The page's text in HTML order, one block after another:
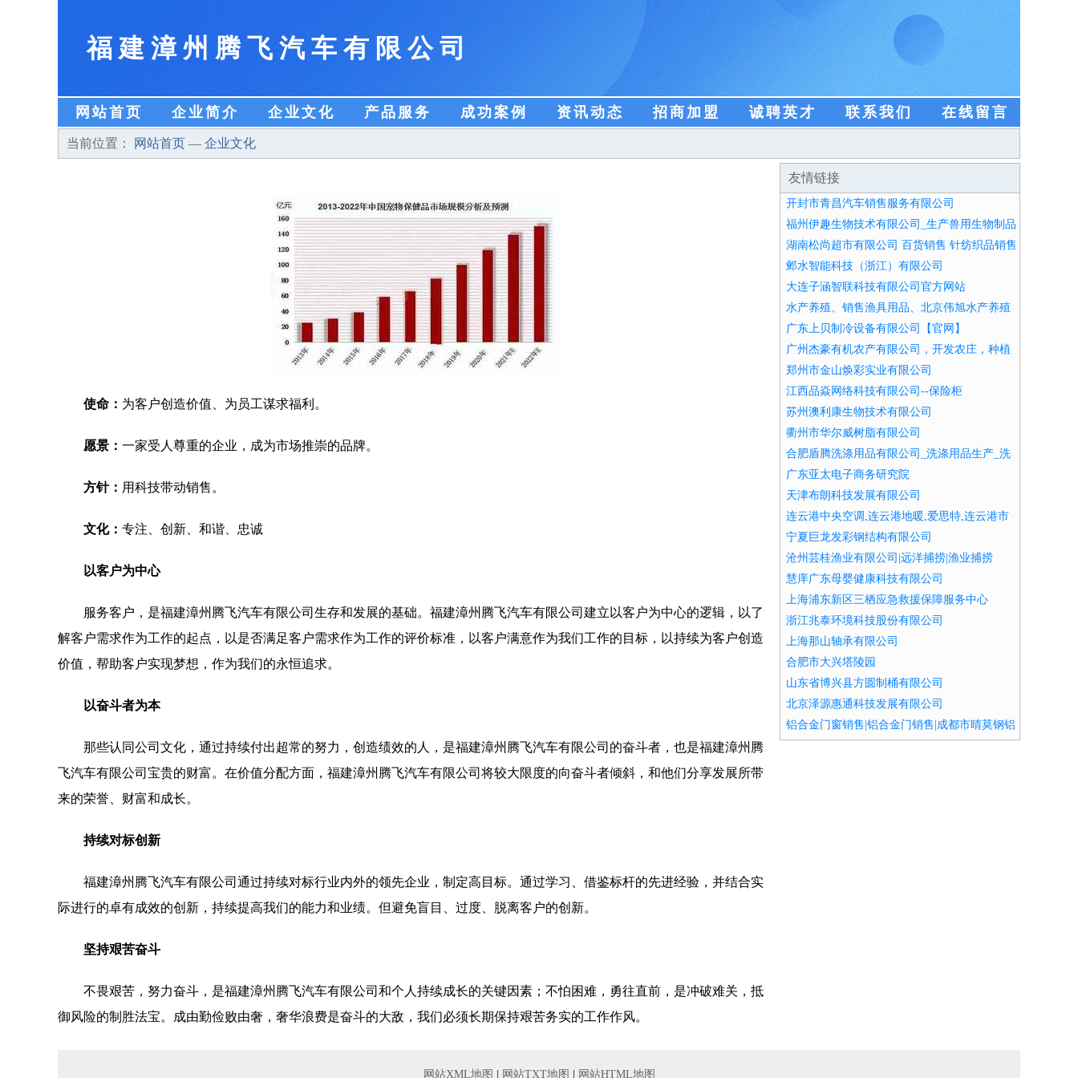
福建漳州腾飞汽车有限公司
网站首页 企业简介 企业文化 产品服务 成功案例 资讯动态 招商加盟 诚聘英才 联系我们 在线留言
当前位置： 网站首页 — 企业文化
使命： 为客户创造价值、为员工谋求福利。
愿景： 一家受人尊重的企业，成为市场推崇的品牌。
方针： 用科技带动销售。
文化： 专注、创新、和谐、忠诚
以客户为中心
服务客户，是福建漳州腾飞汽车有限公司生存和发展的基础。福建漳州腾飞汽车有限公司建立以客户为中心的逻辑，以了
解客户需求作为工作的起点，以是否满足客户需求作为工作的评价标准，以客户满意作为我们工作的目标，以持续为客户创造
价值，帮助客户实现梦想，作为我们的永恒追求。
以奋斗者为本
那些认同公司文化，通过持续付出超常的努力，创造绩效的人，是福建漳州腾飞汽车有限公司的奋斗者，也是福建漳州腾
飞汽车有限公司宝贵的财富。在价值分配方面，福建漳州腾飞汽车有限公司将较大限度的向奋斗者倾斜，和他们分享发展所带
来的荣誉、财富和成长。
持续对标创新
福建漳州腾飞汽车有限公司通过持续对标行业内外的领先企业，制定高目标。通过学习、借鉴标杆的先进经验，并结合实
际进行的卓有成效的创新，持续提高我们的能力和业绩。但避免盲目、过度、脱离客户的创新。
坚持艰苦奋斗
不畏艰苦，努力奋斗，是福建漳州腾飞汽车有限公司和个人持续成长的关键因素；不怕困难，勇往直前，是冲破难关，抵
御风险的制胜法宝。成由勤俭败由奢，奢华浪费是奋斗的大敌，我们必须长期保持艰苦务实的工作作风。
友情链接
开封市青昌汽车销售服务有限公司
福州伊趣生物技术有限公司_生产兽用生物制品
湖南松尚超市有限公司 百货销售 针纺织品销售
五金销售
邺水智能科技（浙江）有限公司
大连子涵智联科技有限公司官方网站
水产养殖、销售渔具用品、北京伟旭水产养殖
有限公司
广东上贝制冷设备有限公司【官网】
广州杰豪有机农产有限公司，开发农庄，种植
果树，花卉及种苗繁殖，禽畜水产养殖及加工
郑州市金山焕彩实业有限公司
江西品焱网络科技有限公司--保险柜
苏州澳利康生物技术有限公司
衢州市华尔威树脂有限公司
合肥盾腾洗涤用品有限公司_洗涤用品生产_洗
涤用品加工
广东亚太电子商务研究院
天津布朗科技发展有限公司
连云港中央空调,连云港地暖,爱思特,连云港市
爱斯特暖通设备工程有限公司
宁夏巨龙发彩钢结构有限公司
沧州芸桂渔业有限公司|远洋捕捞|渔业捕捞
慧庠广东母婴健康科技有限公司
上海浦东新区三栖应急救援保障服务中心
浙江兆泰环境科技股份有限公司
上海那山轴承有限公司
合肥市大兴塔陵园
山东省博兴县方圆制桶有限公司
北京泽源惠通科技发展有限公司
铝合金门窗销售|铝合金门销售|成都市晴莫钢铝
网站XML地图 网站TXT地图 网站HTML地图